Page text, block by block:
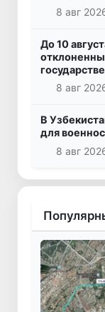
8 авг
До 10
8 авг
В
для
8 авг